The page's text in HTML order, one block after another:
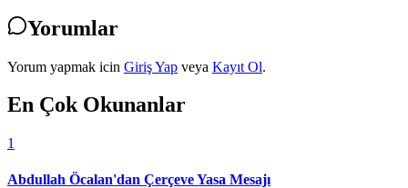
Yorumlar
Yorum yapmak icin Giriş Yap veya Kayıt Ol.
En Çok Okunanlar
1
Abdullah Öcalan'dan Çerçeve Yasa Mesajı